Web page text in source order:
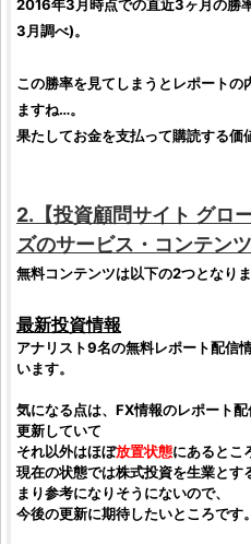
2016年3月時点での直近3ヶ月の勝
3月調べ)。
この勝率を見てしまうとレポート
ますね…。
果たしてお金を支払って購読する価
2.【投資顧問サイト グロ
ズのサービス・コンテンツ
無料コンテンツは以下の2つとなりま
最新投資情報
アナリスト9名の無料レポート配信
います。
気になる点は、 FX情報のレポート
更新していて
それ以外はほぼ放置状態にあるとこ
現在の状態では株式投資を生業とす
まり参考になりそうにないので、
今後の更新に期待したいところです。